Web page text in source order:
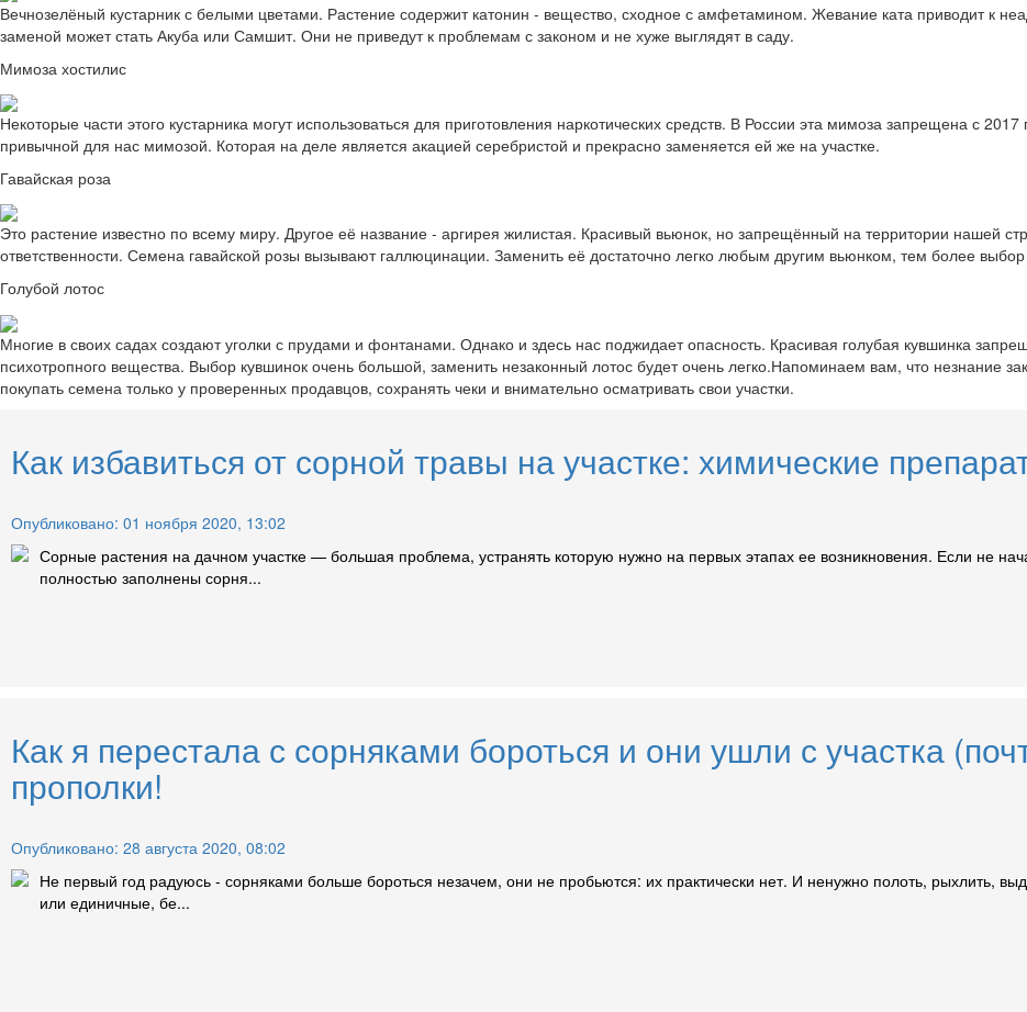
Вечнозелёный кустарник с белыми цветами. Растение содержит катонин - вещество, сходное с амфетамином. Жевание ката приводит к
заменой может стать Акуба или Самшит. Они не приведут к проблемам с законом и не хуже выглядят в саду.
Мимоза хостилис
Некоторые части этого кустарника могут использоваться для приготовления наркотических средств. В России эта мимоза запрещена с
привычной для нас мимозой. Которая на деле является акацией серебристой и прекрасно заменяется ей же на участке.
Гавайская роза
Это растение известно по всему миру. Другое её название - аргирея жилистая. Красивый вьюнок, но запрещённый на территории нашей
ответственности. Семена гавайской розы вызывают галлюцинации. Заменить её достаточно легко любым другим вьюнком, тем более выбор
Голубой лотос
Многие в своих садах создают уголки с прудами и фонтанами. Однако и здесь нас поджидает опасность. Красивая голубая кувшинка
психотропного вещества. Выбор кувшинок очень большой, заменить незаконный лотос будет очень легко.Напоминаем вам, что незнание
покупать семена только у проверенных продавцов, сохранять чеки и внимательно осматривать свои участки.
Как избавиться от сорной травы на участке: химические
Опубликовано: 01 ноября 2020, 13:02
Сорные растения на дачном участке — большая проблема, устранять которую нужно на первых этапах ее возникновения. Если не
полностью заполнены сорня...
Как я перестала с сорняками бороться и они ушли с участка
прополки!
Опубликовано: 28 августа 2020, 08:02
Не первый год радуюсь - сорняками больше бороться незачем, они не пробьются: их практически нет. И ненужно полоть, рыхлить,
или единичные, бе...